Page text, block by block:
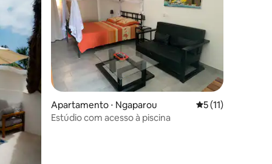
Apartamento ⋅ Ngaparou 5 de uma
5 (11)
Estúdio com acesso à piscina